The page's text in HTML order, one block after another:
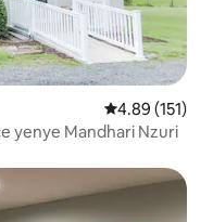
Ukadiriaji wa
4.89 (151)
yenye Mandhari Nzuri